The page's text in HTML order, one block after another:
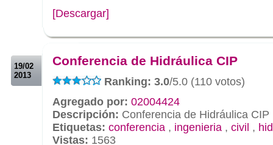
[Descargar]
19/02
2013
Conferencia de Hidráulica CIP
Ranking: 3.0/5.0 (110 votos)
Agregado por: 02004424
Descripción: Conferencia de Hidráulica CIP
Etiquetas: conferencia , ingenieria , civil ,
Vistas: 1563